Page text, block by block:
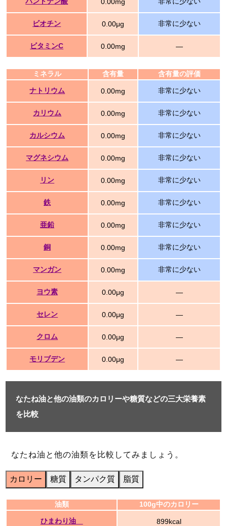
ビオチン 0.00μg 非常に少ない
ビタミンC 0.00mg ―
ミネラル 含有量 含有量の評価
ナトリウム 0.00mg 非常に少ない
カリウム 0.00mg 非常に少ない
カルシウム 0.00mg 非常に少ない
マグネシウム 0.00mg 非常に少ない
リン 0.00mg 非常に少ない
鉄 0.00mg 非常に少ない
亜鉛 0.00mg 非常に少ない
銅 0.00mg 非常に少ない
マンガン 0.00mg 非常に少ない
ヨウ素 0.00μg ―
セレン 0.00μg ―
クロム 0.00μg ―
モリブデン 0.00μg ―
なたね油と他の油類のカロリーや糖質などの三大栄養素
を比較
なたね油と他の油類を比較してみましょう。
カロリー 糖質 タンパク質 脂質
油類 100g中のカロリー
ひまわり油 899kcal